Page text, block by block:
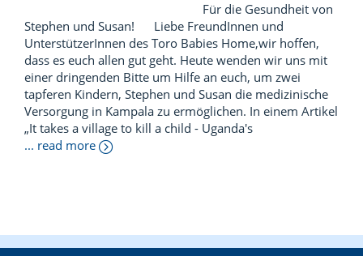
Für die Gesundheit von
Stephen und Susan! Liebe FreundInnen und
UnterstützerInnen des Toro Babies Home,wir hoffen,
dass es euch allen gut geht. Heute wenden wir uns mit
einer dringenden Bitte um Hilfe an euch, um zwei
tapferen Kindern, Stephen und Susan die medizinische
Versorgung in Kampala zu ermöglichen. In einem Artikel
„It takes a village to kill a child - Uganda's
... read more